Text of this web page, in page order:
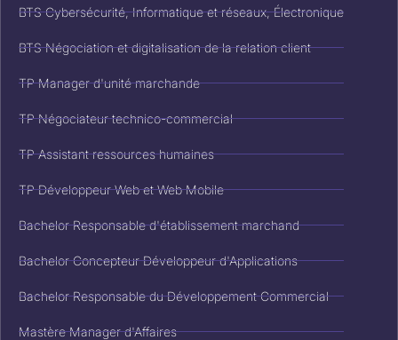
BTS Cybersécurité, Informatique et réseaux, Électronique
BTS Négociation et digitalisation de la relation client
TP Manager d'unité marchande
TP Négociateur technico-commercial
TP Assistant ressources humaines
TP Développeur Web et Web Mobile
Bachelor Responsable d'établissement marchand
Bachelor Concepteur Développeur d'Applications
Bachelor Responsable du Développement Commercial
Mastère Manager d'Affaires